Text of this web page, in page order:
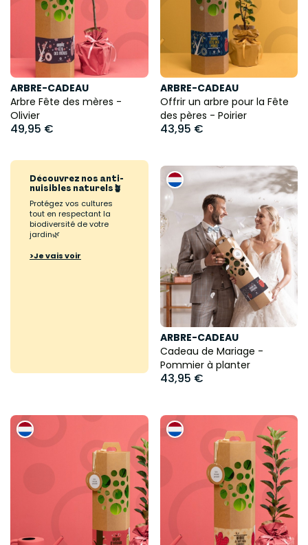
ARBRE-CADEAU
Arbre Fête des mères -
Olivier
49,95 €
ARBRE-CADEAU
Offrir un arbre pour la Fête
des pères - Poirier
43,95 €
Découvrez nos anti-
nuisibles naturels🪴
Protégez vos cultures
tout en respectant la
biodiversité de votre
jardin🌿
>Je vais voir
ARBRE-CADEAU
Cadeau de Mariage -
Pommier à planter
43,95 €